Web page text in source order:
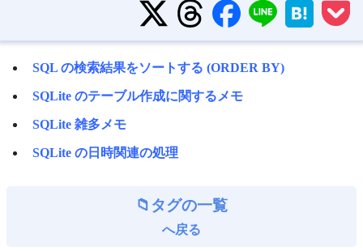
SQL の検索結果をソートする (ORDER BY)
SQLite のテーブル作成に関するメモ
SQLite 雑多メモ
SQLite の日時関連の処理
タグの一覧
へ戻る